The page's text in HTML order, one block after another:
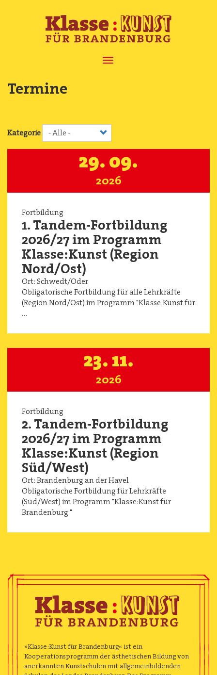
Navigation
Termine
Kategorie
29. 09.
2026
Fortbildung
1. Tandem-Fortbildung
2026/27 im Programm
Klasse:Kunst (Region
Nord/Ost)
Ort:Schwedt/Oder
Obligatorische Fortbildung für alle Lehrkräfte
(Region Nord/Ost) im Programm "Klasse:Kunst für
…
23. 11.
2026
Fortbildung
2. Tandem-Fortbildung
2026/27 im Programm
Klasse:Kunst (Region
Süd/West)
Ort:Brandenburg an der Havel
Obligatorische Fortbildung für Lehrkräfte
(Süd/West) im Programm "Klasse:Kunst für
Brandenburg "
Image
»Klasse:Kunst für Brandenburg« ist ein
Kooperationsprogramm der ästhetischen Bildung von
anerkannten Kunstschulen mit allgemeinbildenden